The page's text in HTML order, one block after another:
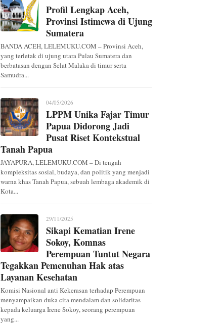
Profil Lengkap Aceh,
Provinsi Istimewa di Ujung
Sumatera
BANDA ACEH, LELEMUKU.COM – Provinsi Aceh,
yang terletak di ujung utara Pulau Sumatera dan
berbatasan dengan Selat Malaka di timur serta
Samudra...
04/05/2026
LPPM Unika Fajar Timur
Papua Didorong Jadi
Pusat Riset Kontekstual
Tanah Papua
JAYAPURA, LELEMUKU.COM – Di tengah
kompleksitas sosial, budaya, dan politik yang menjadi
warna khas Tanah Papua, sebuah lembaga akademik di
Kota...
29/11/2025
Sikapi Kematian Irene
Sokoy, Komnas
Perempuan Tuntut Negara
Tegakkan Pemenuhan Hak atas
Layanan Kesehatan
Komisi Nasional anti Kekerasan terhadap Perempuan
menyampaikan duka cita mendalam dan solidaritas
kepada keluarga Irene Sokoy, seorang perempuan
yang...